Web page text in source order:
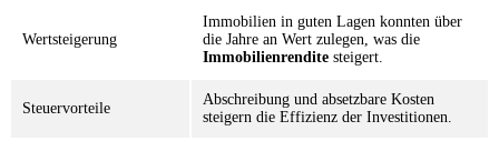
Wertsteigerung
Immobilien in guten Lagen konnten über
die Jahre an Wert zulegen, was die
Immobilienrendite steigert.
Steuervorteile
Abschreibung und absetzbare Kosten
steigern die Effizienz der Investitionen.